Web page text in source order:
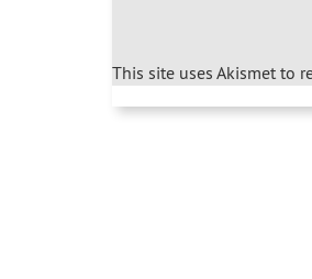
This site uses Akismet to